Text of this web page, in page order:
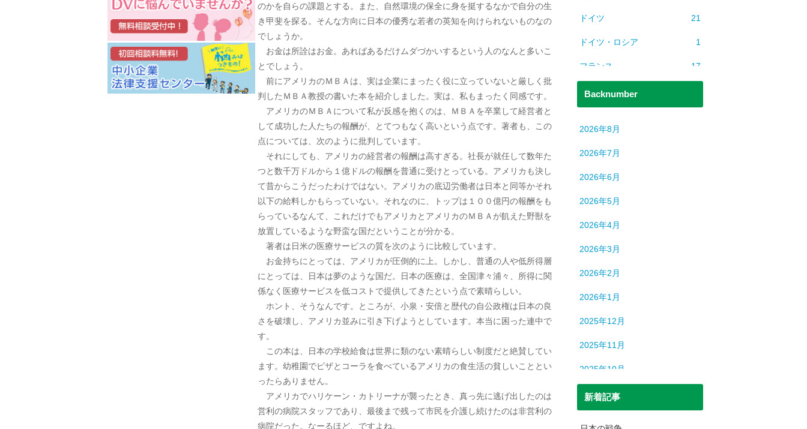
のかを自らの課題とする。また、自然環境の保全に身を挺するなかで自分の生
き甲斐を探る。そんな方向に日本の優秀な若者の英知を向けられないものなの
でしょうか。
お金は所詮はお金。あればあるだけムダづかいするという人のなんと多いこ
とでしょう。
前にアメリカのＭＢＡは、実は企業にまったく役に立っていないと厳しく批
判したＭＢＡ教授の書いた本を紹介しました。実は、私もまったく同感です。
アメリカのＭＢＡについて私が反感を抱くのは、ＭＢＡを卒業して経営者と
して成功した人たちの報酬が、とてつもなく高いという点です。著者も、この
点については、次のように批判しています。
それにしても、アメリカの経営者の報酬は高すぎる。社長が就任して数年た
つと数千万ドルから１億ドルの報酬を普通に受けとっている。アメリカも決し
て昔からこうだったわけではない。アメリカの底辺労働者は日本と同等かそれ
以下の給料しかもらっていない。それなのに、トップは１００億円の報酬をも
らっているなんて、これだけでもアメリカとアメリカのＭＢＡが飢えた野獣を
放置しているような野蛮な国だということが分かる。
著者は日米の医療サービスの質を次のように比較しています。
お金持ちにとっては、アメリカが圧倒的に上。しかし、普通の人や低所得層
にとっては、日本は夢のような国だ。日本の医療は、全国津々浦々、所得に関
係なく医療サービスを低コストで提供してきたという点で素晴らしい。
ホント、そうなんです。ところが、小泉・安倍と歴代の自公政権は日本の良
さを破壊し、アメリカ並みに引き下げようとしています。本当に困った連中で
す。
この本は、日本の学校給食は世界に類のない素晴らしい制度だと絶賛してい
ます。幼稚園でピザとコーラを食べているアメリカの食生活の貧しいこととい
ったらありません。
アメリカでハリケーン・カトリーナが襲ったとき、真っ先に逃げ出したのは
営利の病院スタッフであり、最後まで残って市民を介護し続けたのは非営利の
病院だった。なーるほど、ですよね。
ドイツ 21
ドイツ・ロシア 1
フランス 17
ベトナム
日本史
日本史（中世）
Backnumber
2026年8月
2026年7月
2026年6月
2026年5月
2026年4月
2026年3月
2026年2月
2026年1月
2025年12月
2025年11月
2025年10月
2025年9月
新着記事